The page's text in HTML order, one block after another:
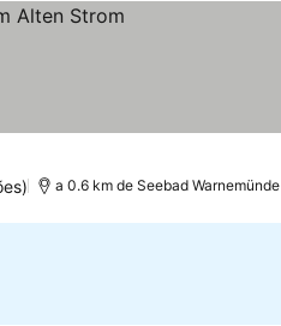
a 0.6 km de Seebad Warnemünde